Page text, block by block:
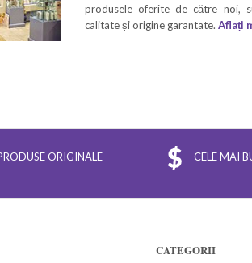
produsele oferite de către noi,
calitate și origine garantate. Aflați
ORIGINALE CELE MAI
CATEGORII